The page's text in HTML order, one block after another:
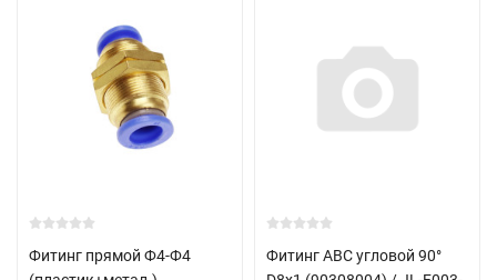
Фитинг прямой Ф4-Ф4
Фитинг ABC угловой 90°